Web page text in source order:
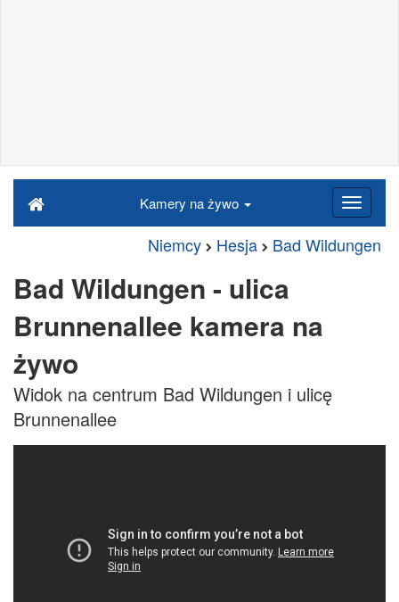
Kamery na żywo
Niemcy Hesja Bad Wildungen
Bad Wildungen - ulica
Brunnenallee kamera na
żywo
Widok na centrum Bad Wildungen i ulicę
Brunnenallee